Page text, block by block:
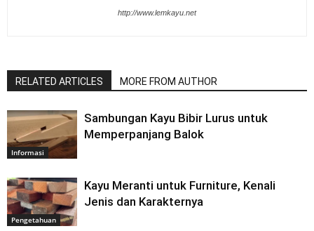
http://www.lemkayu.net
RELATED ARTICLES MORE FROM AUTHOR
Informasi
Sambungan Kayu Bibir Lurus untuk
Memperpanjang Balok
Pengetahuan
Kayu Meranti untuk Furniture, Kenali
Jenis dan Karakternya